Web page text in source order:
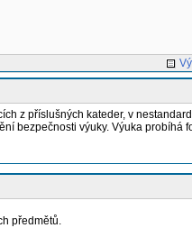
z příslušných kateder, v
bezpečnosti výuky. Výuka probíhá
předmětů.